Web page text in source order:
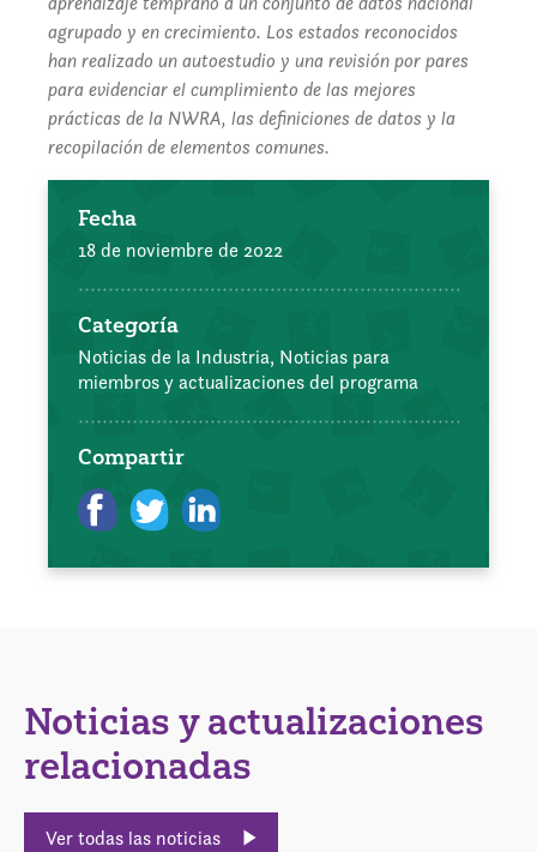
agrupado y en crecimiento. Los estados reconocidos
han realizado un autoestudio y una revisión por pares
para evidenciar el cumplimiento de las mejores
prácticas de la NWRA, las definiciones de datos y la
recopilación de elementos comunes.
Fecha
18 de noviembre de 2022
Categoría
Noticias de la Industria, Noticias para
miembros y actualizaciones del programa
Compartir
Noticias y actualizaciones
relacionadas
Ver todas las noticias